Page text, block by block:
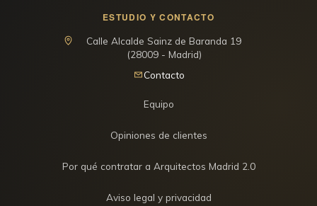
ESTUDIO Y CONTACTO
Calle Alcalde Sainz de Baranda 19
(28009 - Madrid)
Contacto
Equipo
Opiniones de clientes
Por qué contratar a Arquitectos Madrid 2.0
Aviso legal y privacidad